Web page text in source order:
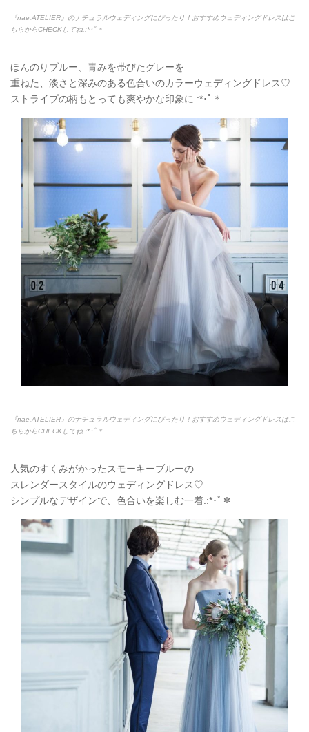
『nae.ATELIER』のナチュラルウェディングにぴったり！おすすめウェディングドレスはこ
ちらからCHECKしてね.:*･ﾟ＊
ほんのりブルー、青みを帯びたグレーを
重ねた、淡さと深みのある色合いのカラーウェディングドレス♡
ストライプの柄もとっても爽やかな印象に.:*･ﾟ＊
『nae.ATELIER』のナチュラルウェディングにぴったり！おすすめウェディングドレスはこ
ちらからCHECKしてね.:*･ﾟ＊
人気のすくみがかったスモーキーブルーの
スレンダースタイルのウェディングドレス♡
シンプルなデザインで、色合いを楽しむ一着.:*･ﾟ＊